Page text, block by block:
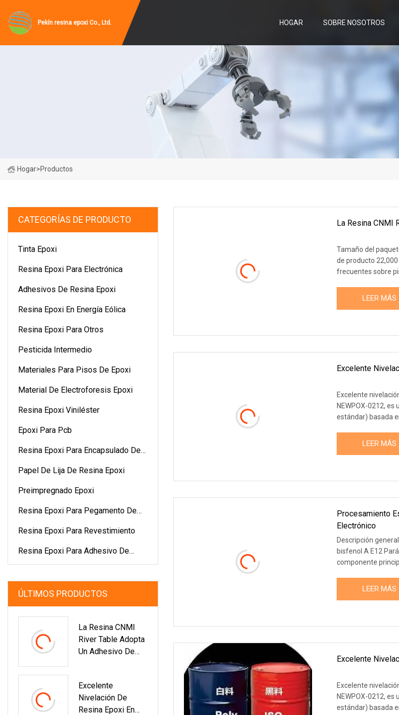
Pekín resina epoxi Co., Ltd. HOGAR SOBRE NOSOTROS
Hogar>Productos
CATEGORÍAS DE PRODUCTO
Tinta Epoxi
Resina Epoxi Para Electrónica
Adhesivos De Resina Epoxi
Resina Epoxi En Energía Eólica
Resina Epoxi Para Otros
Pesticida Intermedio
Materiales Para Pisos De Epoxi
Material De Electroforesis Epoxi
Resina Epoxi Viniléster
Epoxi Para Pcb
Resina Epoxi Para Encapsulado De
Papel De Lija De Resina Epoxi
Preimpregnado Epoxi
Resina Epoxi Para Pegamento De
Resina Epoxi Para Revestimiento
Resina Epoxi Para Adhesivo De
Piedra
ÚLTIMOS PRODUCTOS
La Resina CNMI
River Table Adopta
Un Adhesivo De
Natural
Excelente
Nivelación De
Resina Epoxi En
La Resina CNMI
Tamaño del
de producto
frecuentes sobre
LEER MÁS
Excelente
Excelente
NEWPOX-0212,
estándar) basada
LEER MÁS
Procesamiento
Electrónico
Descripción
bisfenol A E12
componente
LEER MÁS
Excelente
Excelente
NEWPOX-0212,
estándar) basada